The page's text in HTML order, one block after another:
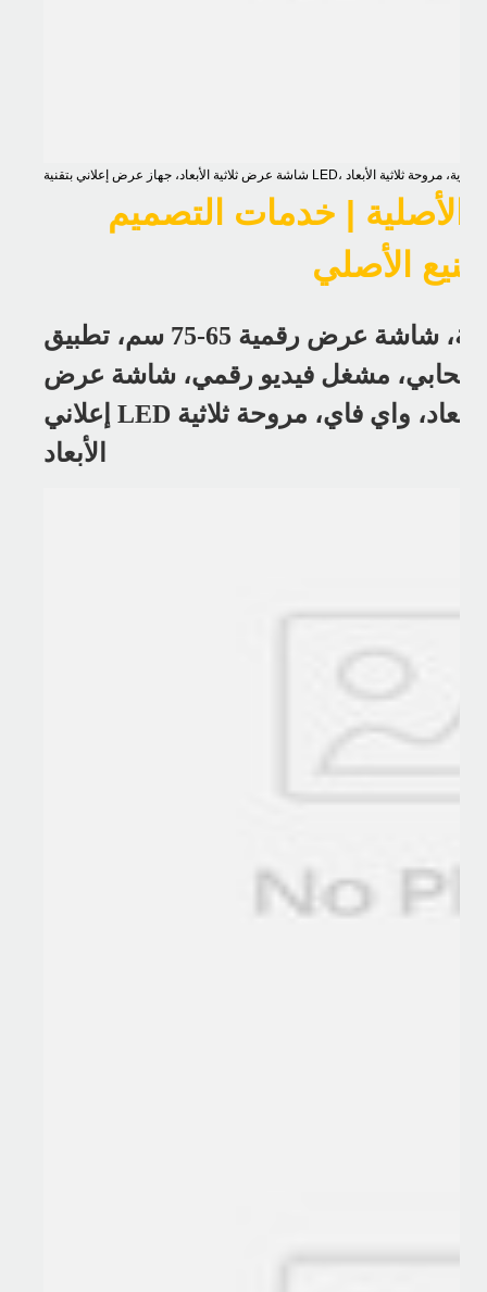
| خدمات التصميم
جودة عالية، سطوع 3000 شمعة، شاشة عرض رقمية 65-75 سم، تطبيق
سحابي، مشغل فيديو رقمي، شاشة عرض LCD ثلاثية الأبعاد، جهاز عرض
إعلاني LED ثلاثي الأبعاد، جهاز عرض ثلاثي الأبعاد، واي فاي، مروحة ثلاثية
الأبعاد